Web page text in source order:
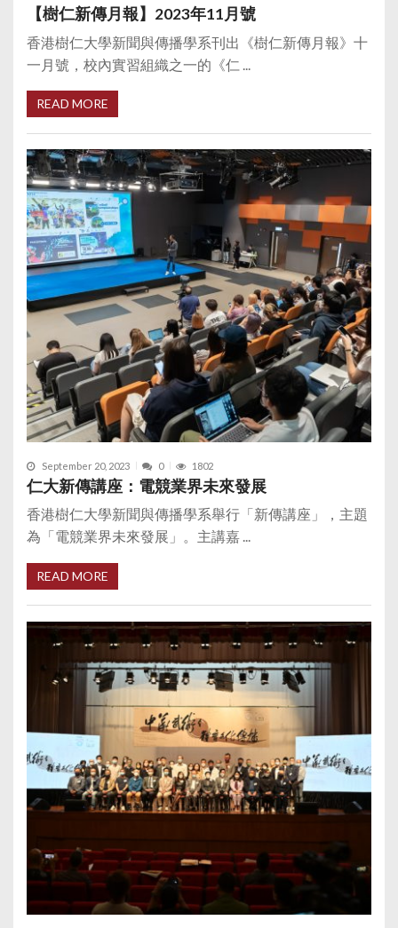
【樹仁新傳月報】2023年11月號
香港樹仁大學新聞與傳播學系刊出《樹仁新傳月報》十
一月號，校內實習組織之一的《仁 ...
READ MORE
September 20, 2023 0 1802
仁大新傳講座：電競業界未來發展
香港樹仁大學新聞與傳播學系舉行「新傳講座」，主題
為「電競業界未來發展」。主講嘉 ...
READ MORE